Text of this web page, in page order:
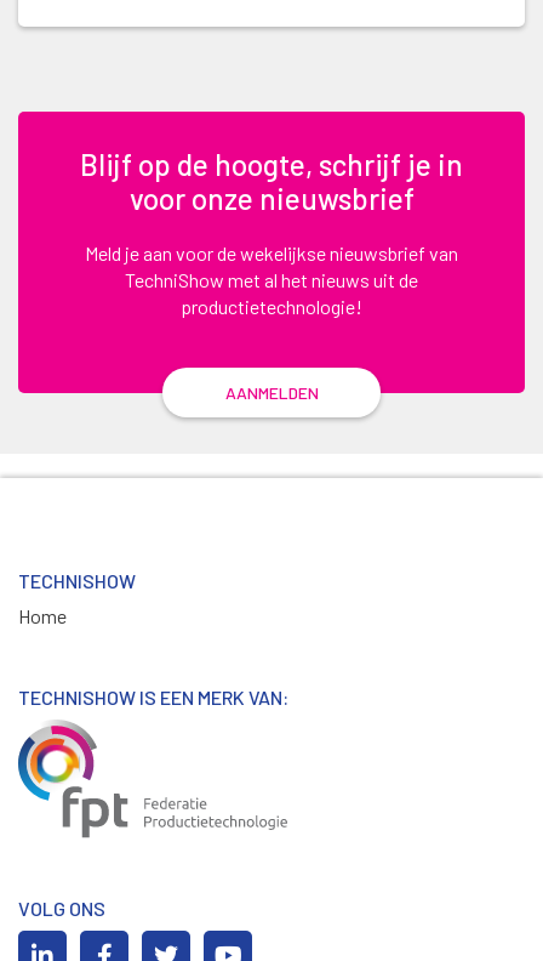
Blijf op de hoogte, schrijf je in
voor onze nieuwsbrief
Meld je aan voor de wekelijkse nieuwsbrief van
TechniShow met al het nieuws uit de
productietechnologie!
AANMELDEN
TECHNISHOW
Home
TECHNISHOW IS EEN MERK VAN:
VOLG ONS